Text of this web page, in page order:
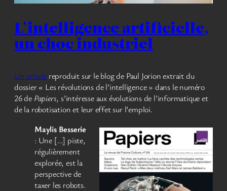
L’intelligence artificielle,
un choc industriel
Un article reproduit sur le blog de Paul Jorion extrait du
dossier « Les révolutions de l’intelligence » dans le numéro
26 de Papiers, s’intéresse aux évolutions de l’informatique et
de la robotisation et leur effet sur l’emploi.
Maylis Besserie
: Une […] piste,
régulièrement
explorée, est la
perspective de
taxer les robots.